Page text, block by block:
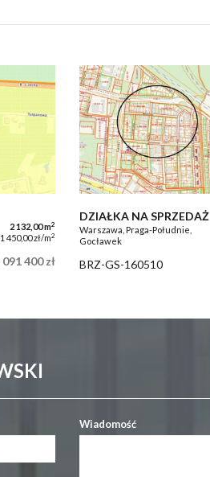
2 132,00 m2
1 450,00 zł/m2
091 400 zł
DZIAŁKA NA SPRZEDAŻ
Warszawa, Praga-Południe,
Gocławek
BRZ-GS-160510
Wiadomość